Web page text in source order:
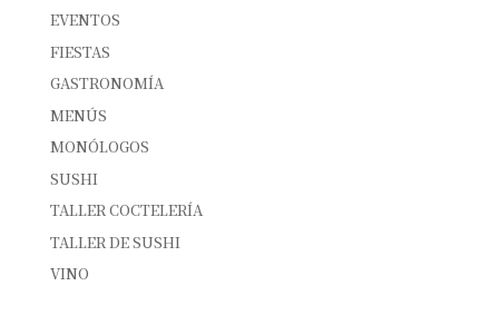
EVENTOS
FIESTAS
GASTRONOMÍA
MENÚS
MONÓLOGOS
SUSHI
TALLER COCTELERÍA
TALLER DE SUSHI
VINO